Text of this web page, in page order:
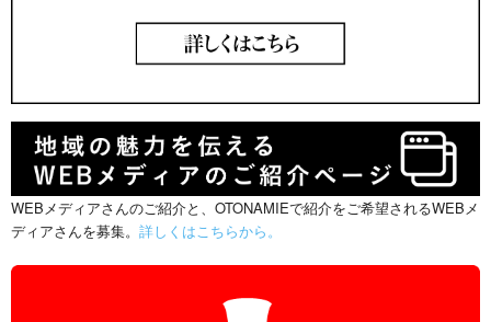
WEBメディアさんのご紹介と、OTONAMIEで紹介をご希望されるWEBメ
ディアさんを募集。 詳しくはこちらから。